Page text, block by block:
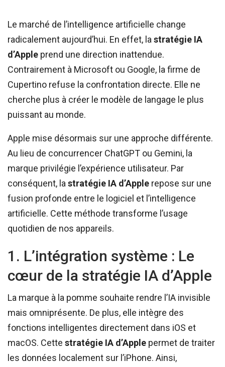
Le marché de l’intelligence artificielle change
radicalement aujourd’hui. En effet, lastratégie IA
d’Apple prend une direction inattendue.
Contrairement à Microsoft ou Google, la firme de
Cupertino refuse la confrontation directe. Elle ne
cherche plus à créer le modèle de langage le plus
puissant au monde.
Apple mise désormais sur une approche différente.
Au lieu de concurrencer ChatGPT ou Gemini, la
marque privilégie l’expérience utilisateur. Par
conséquent, lastratégie IA d’Apple repose sur une
fusion profonde entre le logiciel et l’intelligence
artificielle. Cette méthode transforme l’usage
quotidien de nos appareils.
1. L’intégration système : Le
cœur de la stratégie IA d’Apple
La marque à la pomme souhaite rendre l’IA invisible
mais omniprésente. De plus, elle intègre des
fonctions intelligentes directement dans iOS et
macOS. Cette stratégie IA d’Apple permet de traiter
les données localement sur l’iPhone. Ainsi,